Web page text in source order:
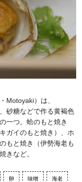
Motoyaki）は、
砂糖などで作る黄褐色
一つ。蛤のもと焼き
ガイのもと焼き）、ホ
もと焼き（伊勢海老も
きなど。
卵 味噌 海老